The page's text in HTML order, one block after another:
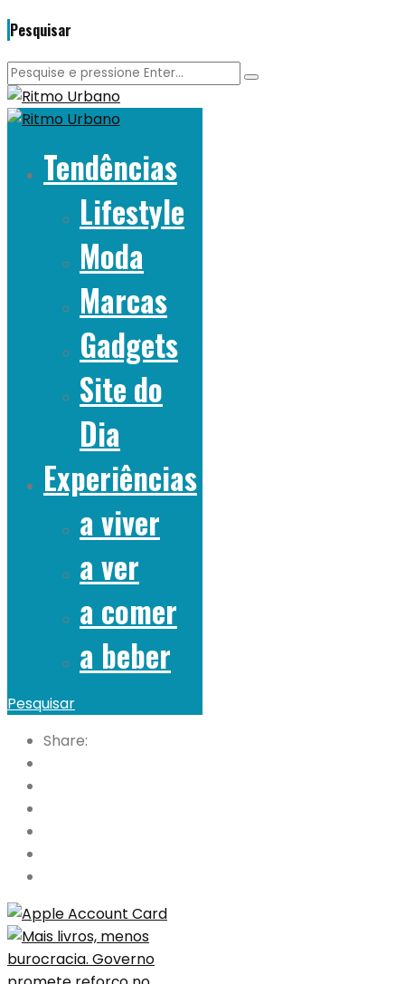
Pesquisar
Tendências
Lifestyle
Moda
Marcas
Gadgets
Site do
Dia
Experiências
a viver
a ver
a comer
a beber
Pesquisar
Share: